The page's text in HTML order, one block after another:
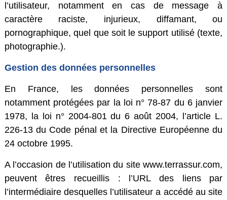
l’utilisateur, notamment en cas de message à
caractère raciste, injurieux, diffamant, ou
pornographique, quel que soit le support utilisé (texte,
photographie.).
Gestion des données personnelles
En France, les données personnelles sont
notamment protégées par la loi n° 78-87 du 6 janvier
1978, la loi n° 2004-801 du 6 août 2004, l’article L.
226-13 du Code pénal et la Directive Européenne du
24 octobre 1995.
A l’occasion de l’utilisation du site www.terrassur.com,
peuvent êtres recueillis : l’URL des liens par
l’intermédiaire desquelles l’utilisateur a accédé au site